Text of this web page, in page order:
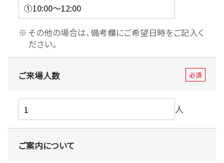
その他の場合は、備考欄にご希望日時をご記入く
ださい。
ご来場人数 必須
人
ご案内について